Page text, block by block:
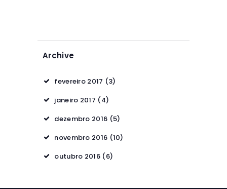
Archive
fevereiro 2017 (3)
janeiro 2017 (4)
dezembro 2016 (5)
novembro 2016 (10)
outubro 2016 (6)